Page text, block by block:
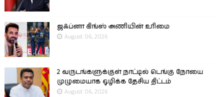
ஜஃப்னா கிங்ஸ் அணியின் உரிமை
August 06, 2026
2 வருடங்களுக்குள் நாட்டில் டெங்கு நோயை
முழுமையாக ஒழிக்க தேசிய திட்டம்
August 06, 2026